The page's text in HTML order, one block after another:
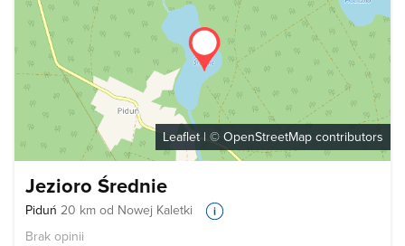
Leaflet | © OpenStreetMap contributors
Jezioro Średnie
Piduń 20 km od Nowej Kaletki
Brak opinii